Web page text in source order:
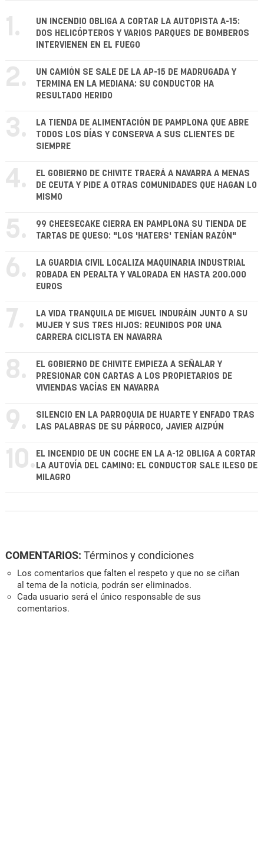
1.
UN INCENDIO OBLIGA A CORTAR LA AUTOPISTA A-15:
DOS HELICÓPTEROS Y VARIOS PARQUES DE BOMBEROS
INTERVIENEN EN EL FUEGO
2.
UN CAMIÓN SE SALE DE LA AP-15 DE MADRUGADA Y
TERMINA EN LA MEDIANA: SU CONDUCTOR HA
RESULTADO HERIDO
3.
LA TIENDA DE ALIMENTACIÓN DE PAMPLONA QUE ABRE
TODOS LOS DÍAS Y CONSERVA A SUS CLIENTES DE
SIEMPRE
4.
EL GOBIERNO DE CHIVITE TRAERÁ A NAVARRA A MENAS
DE CEUTA Y PIDE A OTRAS COMUNIDADES QUE HAGAN LO
MISMO
5.
99 CHEESECAKE CIERRA EN PAMPLONA SU TIENDA DE
TARTAS DE QUESO: "LOS 'HATERS' TENÍAN RAZÓN"
6.
LA GUARDIA CIVIL LOCALIZA MAQUINARIA INDUSTRIAL
ROBADA EN PERALTA Y VALORADA EN HASTA 200.000
EUROS
7.
LA VIDA TRANQUILA DE MIGUEL INDURÁIN JUNTO A SU
MUJER Y SUS TRES HIJOS: REUNIDOS POR UNA
CARRERA CICLISTA EN NAVARRA
8.
EL GOBIERNO DE CHIVITE EMPIEZA A SEÑALAR Y
PRESIONAR CON CARTAS A LOS PROPIETARIOS DE
VIVIENDAS VACÍAS EN NAVARRA
9.
SILENCIO EN LA PARROQUIA DE HUARTE Y ENFADO TRAS
LAS PALABRAS DE SU PÁRROCO, JAVIER AIZPÚN
10. EL INCENDIO DE UN COCHE EN LA A-12 OBLIGA A CORTAR
LA AUTOVÍA DEL CAMINO: EL CONDUCTOR SALE ILESO DE
MILAGRO
COMENTARIOS: Términos y condiciones
Los comentarios que falten el respeto y que no se ciñan
al tema de la noticia, podrán ser eliminados.
Cada usuario será el único responsable de sus
comentarios.